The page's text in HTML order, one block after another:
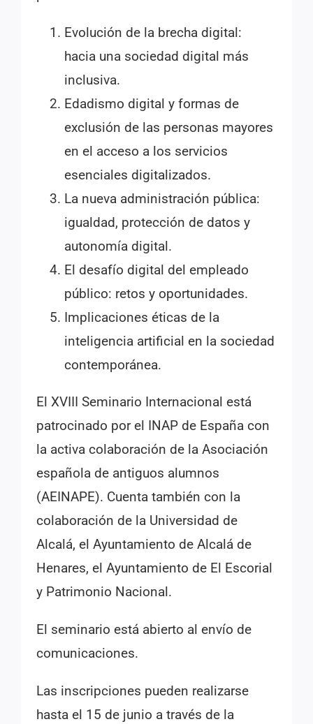
Evolución de la brecha digital:
hacia una sociedad digital más
inclusiva.
Edadismo digital y formas de
exclusión de las personas mayores
en el acceso a los servicios
esenciales digitalizados.
La nueva administración pública:
igualdad, protección de datos y
autonomía digital.
El desafío digital del empleado
público: retos y oportunidades.
Implicaciones éticas de la
inteligencia artificial en la sociedad
contemporánea.
El XVIII Seminario Internacional está
patrocinado por el INAP de España con
la activa colaboración de la Asociación
española de antiguos alumnos
(AEINAPE). Cuenta también con la
colaboración de la Universidad de
Alcalá, el Ayuntamiento de Alcalá de
Henares, el Ayuntamiento de El Escorial
y Patrimonio Nacional.
El seminario está abierto al envío de
comunicaciones.
Las inscripciones pueden realizarse
hasta el 15 de junio a través de la